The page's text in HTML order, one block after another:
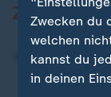
Zwecken du
welchen
kannst du
in deinen